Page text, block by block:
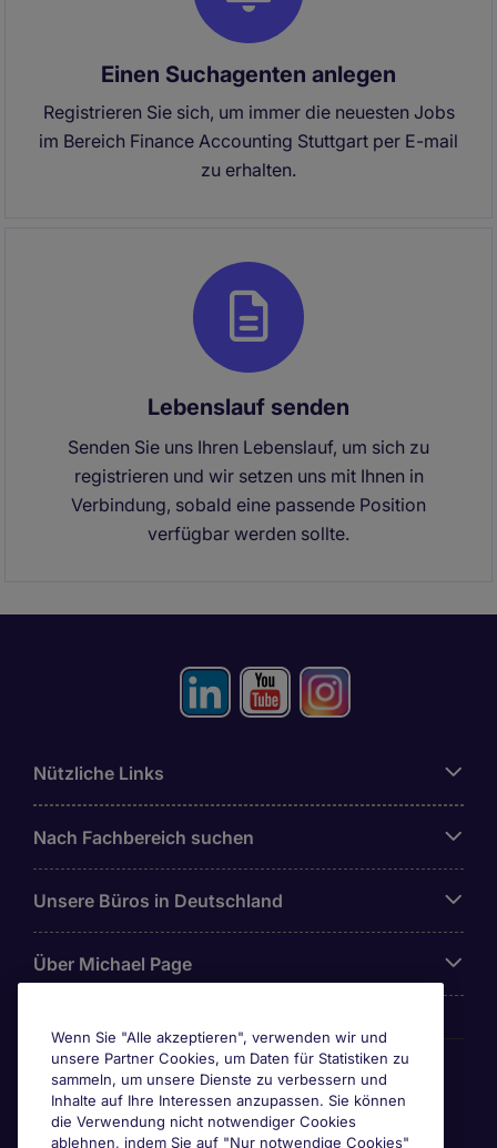
Einen Suchagenten anlegen
Registrieren Sie sich, um immer die neuesten Jobs
im Bereich Finance Accounting Stuttgart per E-mail
zu erhalten.
Lebenslauf senden
Senden Sie uns Ihren Lebenslauf, um sich zu
registrieren und wir setzen uns mit Ihnen in
Verbindung, sobald eine passende Position
verfügbar werden sollte.
Nützliche Links
Nach Fachbereich suchen
Unsere Büros in Deutschland
Über Michael Page
Awards & Zertifizierungen
Wenn Sie "Alle akzeptieren", verwenden wir und
unsere Partner Cookies, um Daten für Statistiken zu
sammeln, um unsere Dienste zu verbessern und
Inhalte auf Ihre Interessen anzupassen. Sie können
die Verwendung nicht notwendiger Cookies
ablehnen, indem Sie auf "Nur notwendige Cookies"